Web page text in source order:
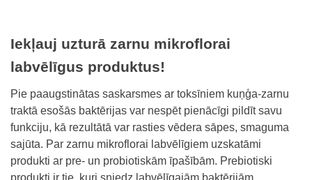
Iekļauj uzturā zarnu mikroflorai
labvēlīgus produktus!
Pie paaugstinātas saskarsmes ar toksīniem kuņģa-zarnu
traktā esošās baktērijas var nespēt pienācīgi pildīt savu
funkciju, kā rezultātā var rasties vēdera sāpes, smaguma
sajūta. Par zarnu mikroflorai labvēlīgiem uzskatāmi
produkti ar pre- un probiotiskām īpašībām. Prebiotiski
produkti ir tie, kuri sniedz labvēlīgajām baktērijām